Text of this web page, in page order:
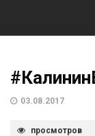
03.08.2017
просмотров